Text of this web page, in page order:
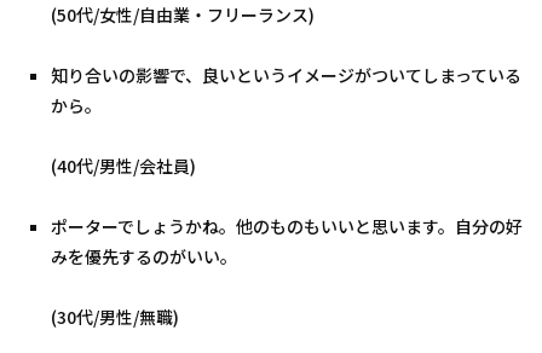
(50代/女性/自由業・フリーランス)
知り合いの影響で、良いというイメージがついてしまっている
から。
(40代/男性/会社員)
ポーターでしょうかね。他のものもいいと思います。自分の好
みを優先するのがいい。
(30代/男性/無職)